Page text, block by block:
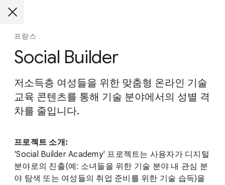
프랑스
Social Builder
저소득층 여성들을 위한 맞춤형 온라인 기술
교육 콘텐츠를 통해 기술 분야에서의 성별 격
차를 줄입니다.
프로젝트 소개:
'Social Builder Academy' 프로젝트는 사용자가 디지털
분야로의 진출(예: 소녀들을 위한 기술 분야 내 관심 분
야 탐색 또는 여성들의 취업 준비를 위한 기술 습득)을